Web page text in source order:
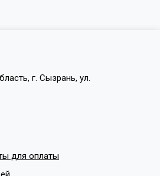
г. Сызрань, ул.
для оплаты